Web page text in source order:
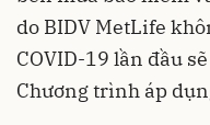
do BIDV MetLife
COVID-19 lần đầu
Chương trình áp